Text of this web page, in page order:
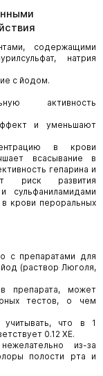
содержащими
натрия
с йодом.
активность
и уменьшают
в крови
всасывание в
гепарина и
риск развития
сульфаниламидами
крови пероральных
с препаратами для
(раствор Люголя,
препарата, может
тестов, о чем
что в 1
0.12 ХЕ.
из-за
полости рта и